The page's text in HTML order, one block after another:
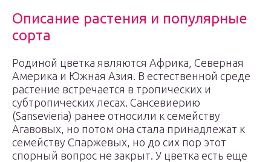
Описание растения и популярные
сорта
Родиной цветка являются Африка, Северная
Америка и Южная Азия. В естественной среде
растение встречается в тропических и
субтропических лесах. Сансевиерию
(Sansevieria) ранее относили к семейству
Агавовых, но потом она стала принадлежат к
семейству Спаржевых, но до сих пор этот
спорный вопрос не закрыт. У цветка есть еще